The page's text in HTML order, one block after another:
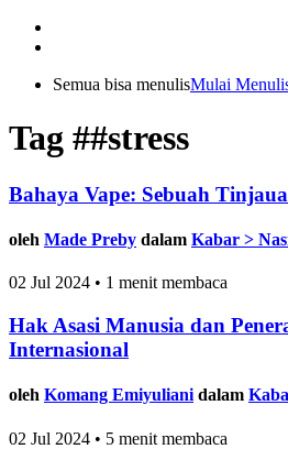
Semua bisa menulisMulai
Tag ##stress
Bahaya Vape: Sebuah
oleh Made Preby dalam Kabar >
02 Jul 2024 • 1 menit membaca
Hak Asasi Manusia dan
Internasional
oleh Komang Emiyuliani dalam
02 Jul 2024 • 5 menit membaca